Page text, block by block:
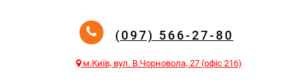
(097) 566-27-80
м.Київ, вул. В.Чорновола, 27 (офіс 216)